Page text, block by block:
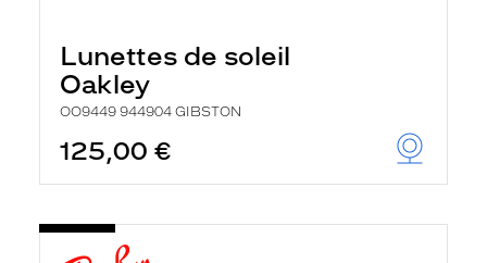
Lunettes de soleil
Oakley
OO9449 944904 GIBSTON
125,00 €